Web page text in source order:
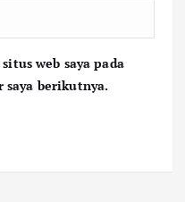
web saya pada
berikutnya.